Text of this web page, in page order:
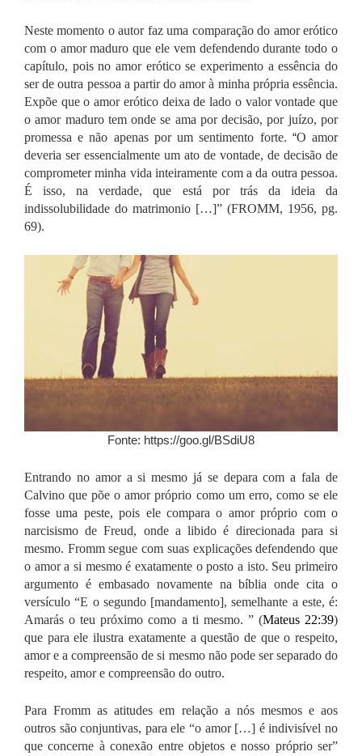
Neste momento o autor faz uma comparação do amor erótico
com o amor maduro que ele vem defendendo durante todo o
capítulo, pois no amor erótico se experimento a essência do
ser de outra pessoa a partir do amor à minha própria essência.
Expõe que o amor erótico deixa de lado o valor vontade que
o amor maduro tem onde se ama por decisão, por juízo, por
promessa e não apenas por um sentimento forte. “O amor
deveria ser essencialmente um ato de vontade, de decisão de
comprometer minha vida inteiramente com a da outra pessoa.
É isso, na verdade, que está por trás da ideia da
indissolubilidade do matrimonio […]” (FROMM, 1956, pg.
69).
Fonte: https://goo.gl/BSdiU8
Entrando no amor a si mesmo já se depara com a fala de
Calvino que põe o amor próprio como um erro, como se ele
fosse uma peste, pois ele compara o amor próprio com o
narcisismo de Freud, onde a libido é direcionada para si
mesmo. Fromm segue com suas explicações defendendo que
o amor a si mesmo é exatamente o posto a isto. Seu primeiro
argumento é embasado novamente na bíblia onde cita o
versículo “E o segundo [mandamento], semelhante a este, é:
Amarás o teu próximo como a ti mesmo. ” (Mateus 22:39)
que para ele ilustra exatamente a questão de que o respeito,
amor e a compreensão de si mesmo não pode ser separado do
respeito, amor e compreensão do outro.
Para Fromm as atitudes em relação a nós mesmos e aos
outros são conjuntivas, para ele “o amor […] é indivisível no
que concerne à conexão entre objetos e nosso próprio ser”